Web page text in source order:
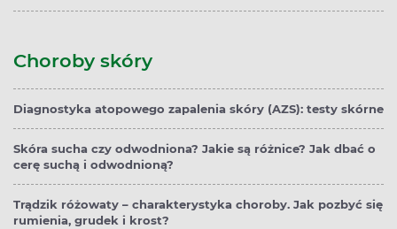
Choroby skóry
Diagnostyka atopowego zapalenia skóry (AZS): testy skórne
Skóra sucha czy odwodniona? Jakie są różnice? Jak dbać o
cerę suchą i odwodnioną?
Trądzik różowaty – charakterystyka choroby. Jak pozbyć się
rumienia, grudek i krost?